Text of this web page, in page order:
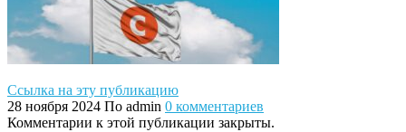
Ссылка на эту публикацию
28 ноября 2024 По admin 0 комментариев
Комментарии к этой публикации закрыты.